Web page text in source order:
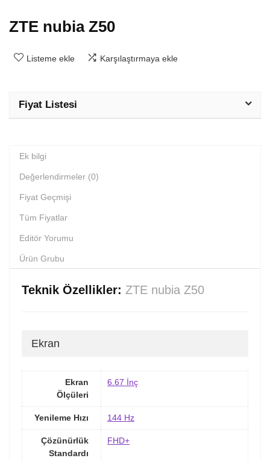
ZTE nubia Z50
Listeme ekle Karşılaştırmaya ekle
Fiyat Listesi
Ek bilgi
Değerlendirmeler (0)
Fiyat Geçmişi
Tüm Fiyatlar
Editör Yorumu
Ürün Grubu
Teknik Özellikler: ZTE nubia Z50
Ekran
Ekran
Ölçüleri
6.67 İnç
Yenileme Hızı 144 Hz
Çözünürlük
Standardı
FHD+